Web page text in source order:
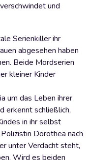
und
Serienkiller ihr
abgesehen haben
Beide Mordserien
kleiner Kinder
um das Leben ihrer
erkennt schließlich,
in ihr selbst
Dorothea nach
unter Verdacht steht,
Wird es beiden